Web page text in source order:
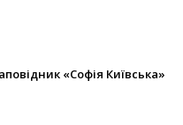
«Софія Київська»